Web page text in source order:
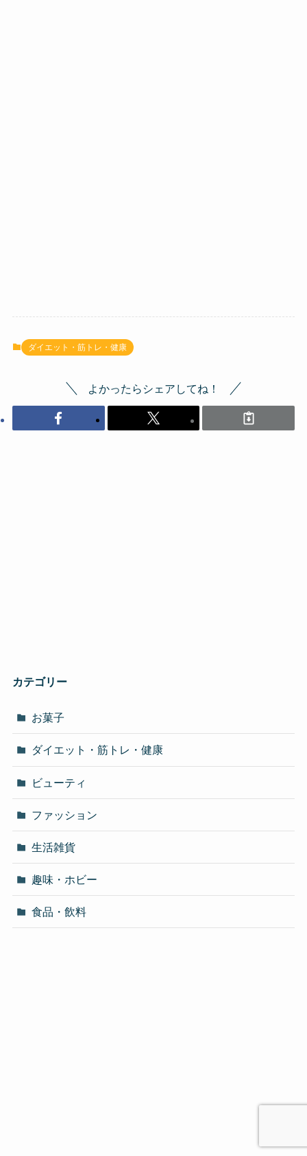
ダイエット・筋トレ・健康
よかったらシェアしてね！
カテゴリー
お菓子
ダイエット・筋トレ・健康
ビューティ
ファッション
生活雑貨
趣味・ホビー
食品・飲料